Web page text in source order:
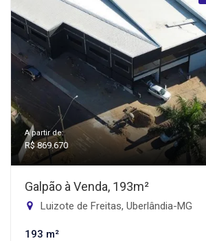
A partir de:
R$ 869.670
Galpão à Venda, 193m²
Luizote de Freitas, Uberlândia-MG
193 m²